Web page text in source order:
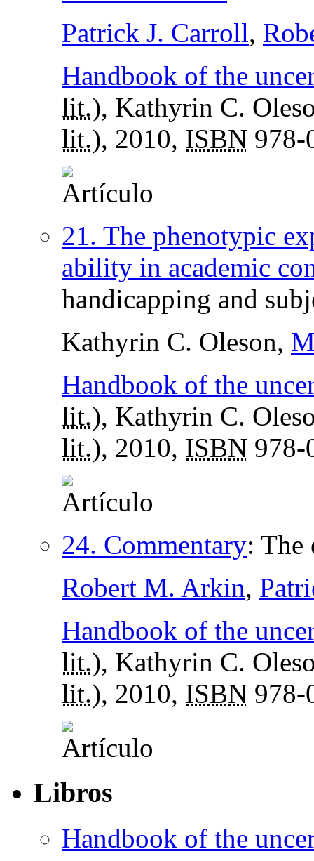
Patrick J. Carroll,
Handbook of the
lit.), Kathyrin C.
lit.), 2010, ISBN
21. The phenotypic
ability in academic
handicapping and
Kathyrin C. Oleson,
Handbook of the
lit.), Kathyrin C.
lit.), 2010, ISBN
24. Commentary: The
Robert M. Arkin,
Handbook of the
lit.), Kathyrin C.
lit.), 2010, ISBN
Libros
Handbook of the